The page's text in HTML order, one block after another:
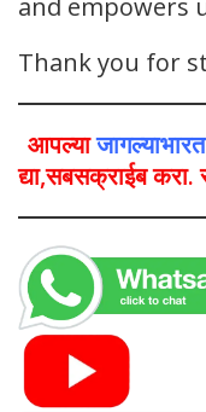
and empowers
Thank you for
आपल्याजागल्याभारत
द्या,सबसक्राईब करा.